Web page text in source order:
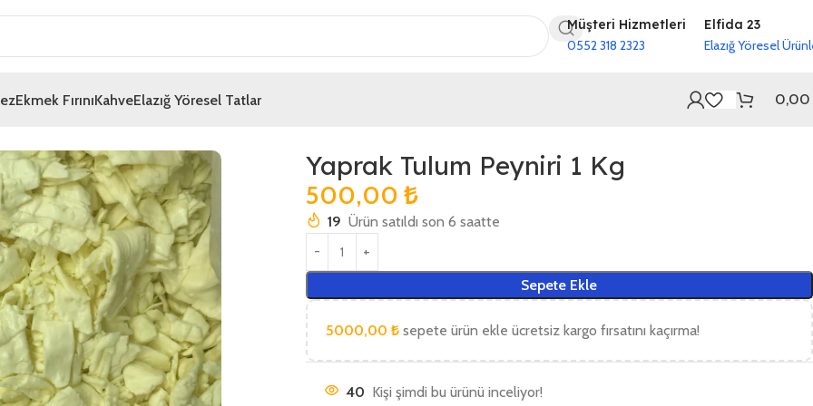
Müşteri Hizmetleri
0552 318 2323
Elfida 23
Elazığ Yöresel
Ekmek FırınıKahveElazığ Yöresel Tatlar 0,00
Yaprak Tulum Peyniri 1 Kg
500,00 ₺
19 Ürün satıldı son 6 saatte
Sepete Ekle
5000,00 ₺sepete ürün ekle ücretsiz kargo fırsatını kaçırma!
40 Kişi şimdi bu ürünü inceliyor!